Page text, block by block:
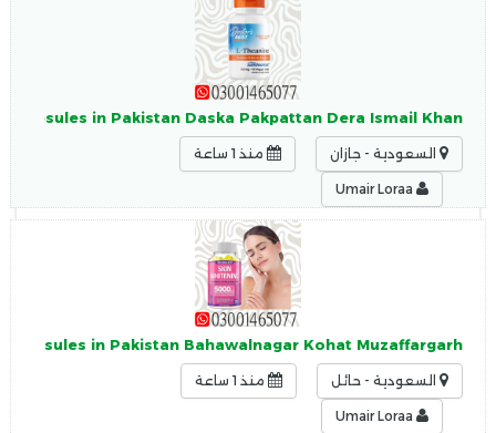
Capsules in Pakistan Daska Pakpattan Dera Ismail Khan
السعودية - جازان منذ 1 ساعة
Capsules in Pakistan Bahawalnagar Kohat Muzaffargarh
السعودية - حائل منذ 1 ساعة